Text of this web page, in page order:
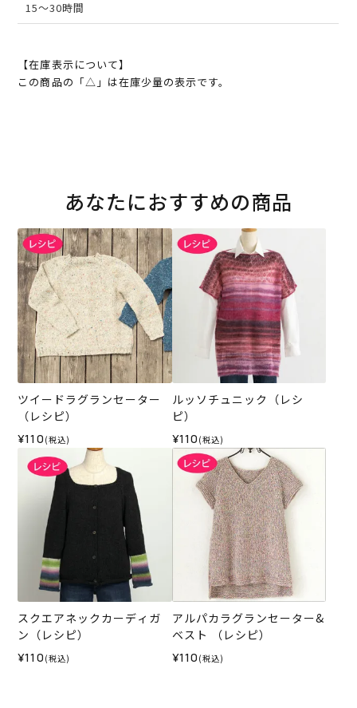
15～30時間
【在庫表示について】
この商品の「△」は在庫少量の表示です。
あなたにおすすめの商品
ツイードラグランセーター
（レシピ）
¥110 (税込)
ルッソチュニック（レシ
ピ）
¥110 (税込)
スクエアネックカーディガ
ン（レシピ）
¥110 (税込)
アルパカラグランセーター&
ベスト （レシピ）
¥110 (税込)